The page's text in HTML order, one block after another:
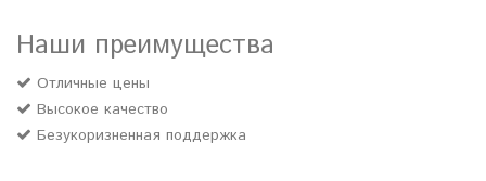
Наши преимущества
Отличные цены
Высокое качество
Безукоризненная поддержка